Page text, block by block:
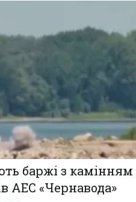
баржі з
АЕС «Чернавода»